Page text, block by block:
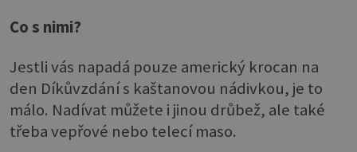
Co s nimi?
Jestli vás napadá pouze americký krocan na
den Díkůvzdání s kaštanovou nádivkou, je to
málo. Nadívat můžete i jinou drůbež, ale také
třeba vepřové nebo telecí maso.